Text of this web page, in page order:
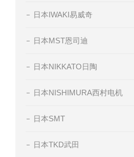
日本IWAKI易威奇
日本MST恩司迪
日本NIKKATO日陶
日本NISHIMURA西村电机
日本SMT
日本TKD武田